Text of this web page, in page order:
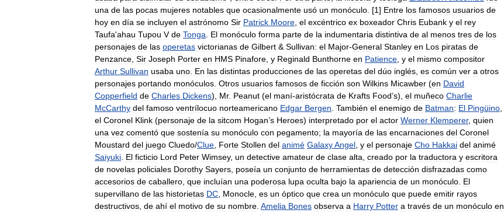
una de las pocas mujeres notables que ocasionalmente usó un monóculo . [1] Entre los famosos usuarios de
hoy en día se incluyen el astrónomo Sir Patrick Moore el excéntrico ex boxeador Chris Eubank y el rey
Taufa'ahau Tupou V de Tonga El monóculo forma parte de la indumentaria distintiva de al menos tres de los
personajes de las operetas victorianas de Gilbert & Sullivan: el Major-General Stanley en Los piratas de
Penzance Sir Joseph Porter en HMS Pinafore y Reginald Bunthorne en Patience y el mismo compositor
Arthur Sullivan usaba uno En las distintas producciones de las operetas del dúo inglés es común ver a otros
personajes portando monóculos Otros usuarios famosos de ficción son Wilkins Micawber (en David
Copperfield de Charles Dickens), Mr. Peanut (el maní-aristócrata de Krafts Food’s), el muñeco Charlie
McCarthy del famoso ventrílocuo norteamericano Edgar Bergen También el enemigo de Batman: El Pingüino
el Coronel Klink (personaje de la sitcom Hogan’s Heroes) interpretado por el actor Werner Klemperer, quien
una vez comentó que sostenía su monóculo con pegamento; la mayoría de las encarnaciones del Coronel
Moustard del juego Cluedo/Clue Forte Stollen del animé GalaxyAngel y el personaje Cho Hakkai del animé
Saiyuki El ficticio Lord Peter Wimsey, un detective amateur de clase alta creado por la traductora y escritora
de novelas policiales Dorothy Sayers poseía un conjunto de herramientas de detección disfrazadas como
accesorios de caballero que incluían una poderosa lupa oculta bajo la apariencia de un monóculo El
supervillano de las historietas DC Monocle es un óptico que crea un monóculo que puede emitir rayos
destructivos de ahí el motivo de su nombre Amelia Bones observa a Harry Potter a través de un monóculo en